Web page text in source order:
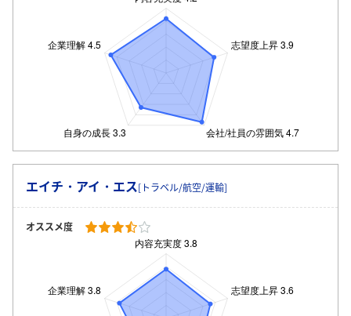
エイチ・アイ・エス[トラベル/航空/運輸]
オススメ度